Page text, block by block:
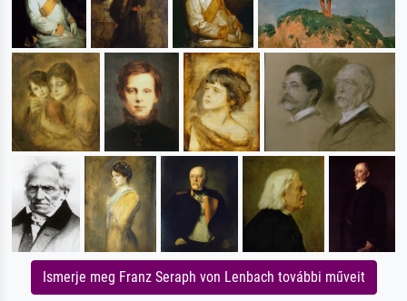
Ismerje meg Franz Seraph von Lenbach további műveit